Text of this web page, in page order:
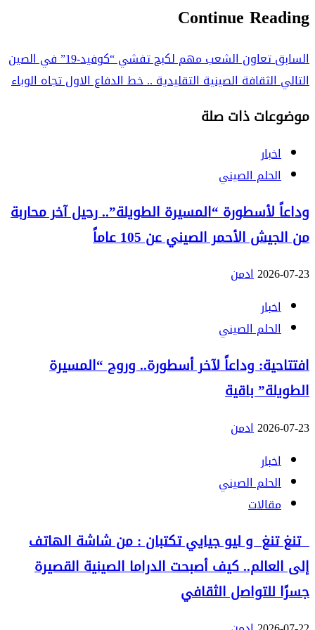
Continue Reading
السابقتعاون الشعب مهم لكبح تفشي “كوفيد-19” في الصين
التاليالثقافة الصينية التقليدية .. خط الدفاع الاول تجاه الوباء
موضوعات ذات صلة
اخبار
الحلم الصيني
وداعاً لأسطورة “المسيرة الطويلة”.. رحيل آخر محاربة
من الجيش الأحمر الصيني عن 105 عاماً
2026-07-23ادمن
اخبار
الحلم الصيني
افتتاحية: وداعاً لآخر أسطورة.. وروح “المسيرة
الطويلة” باقية
2026-07-23ادمن
اخبار
الحلم الصيني
مقالات
تنغ تنغ و ليو جيايي تكتبان : من شاشة الهاتف
إلى العالم.. كيف أصبحت الدراما الصينية القصيرة
جسرًا للتواصل الثقافي